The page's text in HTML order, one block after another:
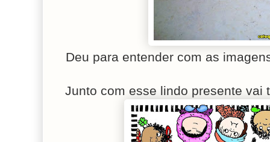
Deu para entender com as
Junto com esse lindo presente vai